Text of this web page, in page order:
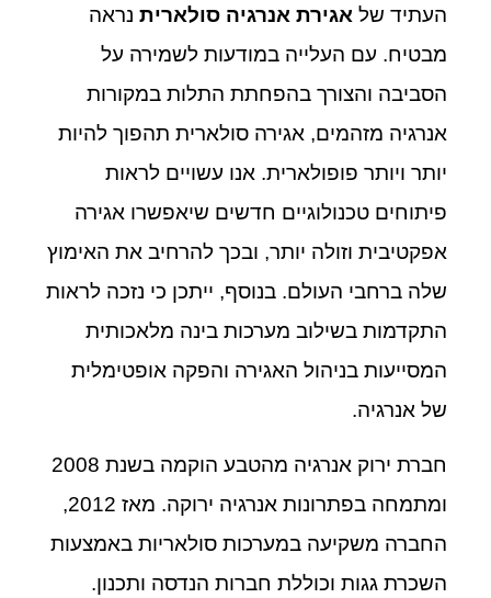
העתיד של אגירת אנרגיה סולארית נראה
מבטיח. עם העלייה במודעות לשמירה על
הסביבה והצורך בהפחתת התלות במקורות
אנרגיה מזהמים, אגירה סולארית תהפוך להיות
יותר ויותר פופולארית. אנו עשויים לראות
פיתוחים טכנולוגיים חדשים שיאפשרו אגירה
אפקטיבית וזולה יותר, ובכך להרחיב את האימוץ
שלה ברחבי העולם. בנוסף, ייתכן כי נזכה לראות
התקדמות בשילוב מערכות בינה מלאכותית
המסייעות בניהול האגירה והפקה אופטימלית
של אנרגיה.
חברת ירוק אנרגיה מהטבע הוקמה בשנת 2008
ומתמחה בפתרונות אנרגיה ירוקה. מאז 2012,
החברה משקיעה במערכות סולאריות באמצעות
השכרת גגות וכוללת חברות הנדסה ותכנון.